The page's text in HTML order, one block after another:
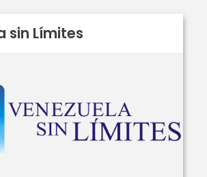
sin Límites